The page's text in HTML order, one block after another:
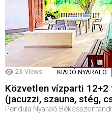
23 Views KIADÓ NYARALÓ
Közvetlen vízparti
(jacuzzi, szauna, stég,
Pendula Nyaraló